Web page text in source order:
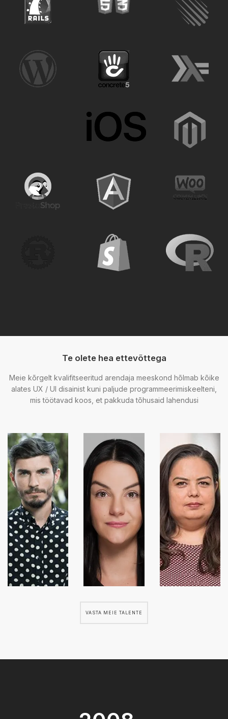
Te olete hea ettevõttega
Meie kõrgelt kvalifitseeritud arendaja meeskond hõlmab kõike
alates UX / UI disainist kuni paljude programmeerimiskeelteni,
mis töötavad koos, et pakkuda tõhusaid lahendusi
VASTA MEIE TALENTE